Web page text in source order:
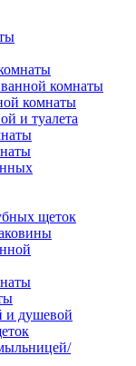
комнаты
комнаты
и туалета
щеток
и душевой